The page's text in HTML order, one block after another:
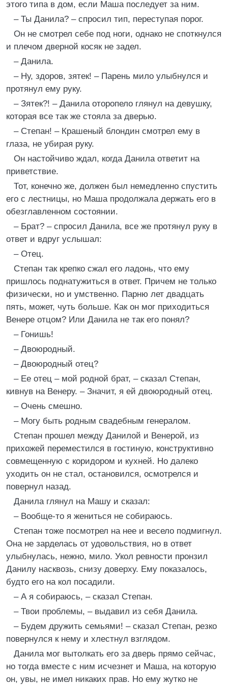
этого типа в дом, если Маша последует за ним.
– Ты Данила? – спросил тип, переступая порог.
Он не смотрел себе под ноги, однако не споткнулся
и плечом дверной косяк не задел.
– Данила.
– Ну, здоров, зятек! – Парень мило улыбнулся и
протянул ему руку.
– Зятек?! – Данила оторопело глянул на девушку,
которая все так же стояла за дверью.
– Степан! – Крашеный блондин смотрел ему в
глаза, не убирая руку.
Он настойчиво ждал, когда Данила ответит на
приветствие.
Тот, конечно же, должен был немедленно спустить
его с лестницы, но Маша продолжала держать его в
обезглавленном состоянии.
– Брат? – спросил Данила, все же протянул руку в
ответ и вдруг услышал:
– Отец.
Степан так крепко сжал его ладонь, что ему
пришлось поднатужиться в ответ. Причем не только
физически, но и умственно. Парню лет двадцать
пять, может, чуть больше. Как он мог приходиться
Венере отцом? Или Данила не так его понял?
– Гонишь!
– Двоюродный.
– Двоюродный отец?
– Ее отец – мой родной брат, – сказал Степан,
кивнув на Венеру. – Значит, я ей двоюродный отец.
– Очень смешно.
– Могу быть родным свадебным генералом.
Степан прошел между Данилой и Венерой, из
прихожей переместился в гостиную, конструктивно
совмещенную с коридором и кухней. Но далеко
уходить он не стал, остановился, осмотрелся и
повернул назад.
Данила глянул на Машу и сказал:
– Вообще-то я жениться не собираюсь.
Степан тоже посмотрел на нее и весело подмигнул.
Она не зарделась от удовольствия, но в ответ
улыбнулась, нежно, мило. Укол ревности пронзил
Данилу насквозь, снизу доверху. Ему показалось,
будто его на кол посадили.
– А я собираюсь, – сказал Степан.
– Твои проблемы, – выдавил из себя Данила.
– Будем дружить семьями! – сказал Степан, резко
повернулся к нему и хлестнул взглядом.
Данила мог вытолкать его за дверь прямо сейчас,
но тогда вместе с ним исчезнет и Маша, на которую
он, увы, не имел никаких прав. Но ему жутко не